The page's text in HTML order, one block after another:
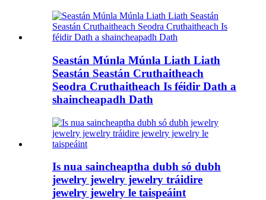
Seastán Múnla Múnla Liath Liath
Seastán Seastán Cruthaitheach
Seodra Cruthaitheach Is féidir Dath a
shaincheapadh Dath
Is nua saincheaptha dubh só dubh
jewelry jewelry jewelry tráidire
jewelry jewelry le taispeáint